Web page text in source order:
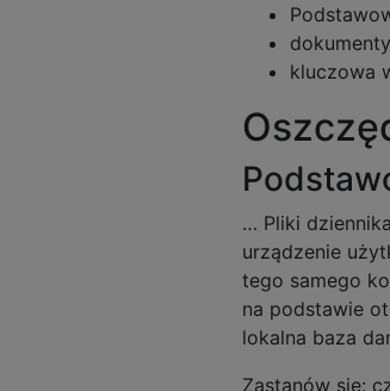
dokumenty
kluczowa
… Pliki
urządzenie
tego samego
na podstawie
lokalna baza
Zastanów się: